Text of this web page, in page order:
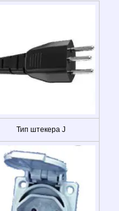
Тип штекера J